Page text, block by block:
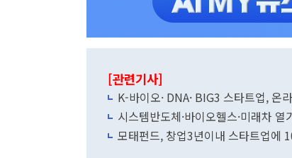
[관련기사]
K-바이오· DNA· BIG3 스타트업, 온
시스템반도체·바이오헬스·미래차
모태펀드, 창업3년이내 스타트업에